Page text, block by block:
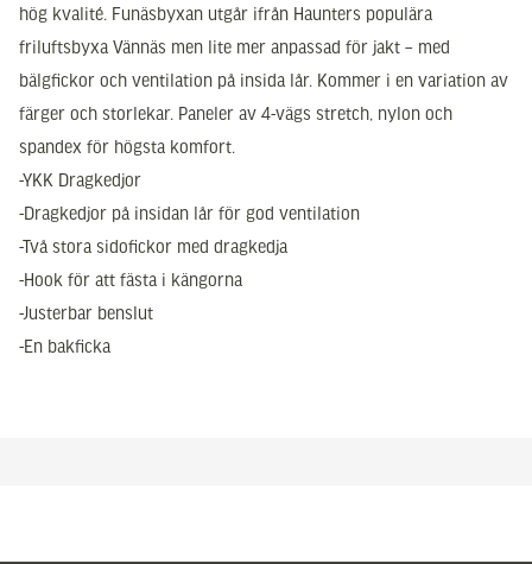
hög kvalité. Funäsbyxan utgår ifrån Haunters populära
friluftsbyxa Vännäs men lite mer anpassad för jakt – med
bälgfickor och ventilation på insida lår. Kommer i en variation av
färger och storlekar. Paneler av 4-vägs stretch, nylon och
spandex för högsta komfort.
-YKK Dragkedjor
-Dragkedjor på insidan lår för god ventilation
-Två stora sidofickor med dragkedja
-Hook för att fästa i kängorna
-Justerbar benslut
-En bakficka